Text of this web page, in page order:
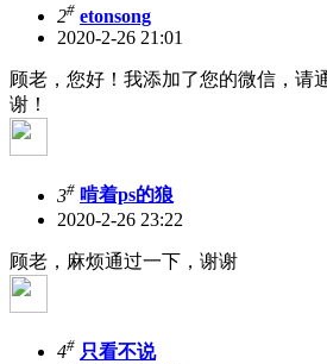
2# etonsong
2020-2-26 21:01
顾老，您好！我添加了您的微信，请
谢！
3# 啃着ps的狼
2020-2-26 23:22
顾老，麻烦通过一下，谢谢
4# 只看不说